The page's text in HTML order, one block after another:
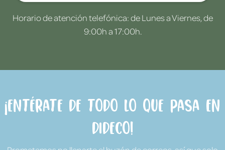
Horario de atención telefónica: de Lunes a Viernes, de
9:00h a 17:00h.
¡Entérate de todo lo que pasa en
Dideco!